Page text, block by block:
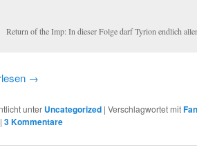
Return of the Imp: In dieser Folge darf Tyrion endlich
→
unter Uncategorized | Verschlagwortet mit
| 3 Kommentare